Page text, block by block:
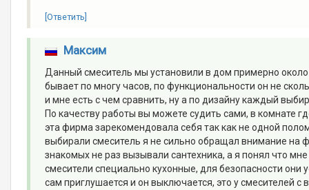
[Ответить]
Максим
Данный смеситель мы установили в дом примерно
бывает по многу часов, по функциональности он не
и мне есть с чем сравнить, ну а по дизайну каждый
По качеству работы вы можете судить сами, в комнате
эта фирма зарекомендовала себя так как не одной
выбирали смеситель я не сильно обращал внимание на
знакомых не раз вызывали сантехника, а я понял что
смесители специально кухонные, для безопасности
сам приглушается и он выключается, это у смесителей